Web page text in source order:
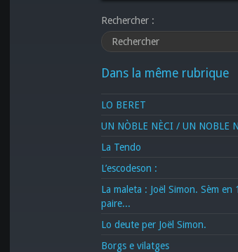
Rechercher :
Dans la même rubrique
LO BERET
UN NÒBLE NÈCI / UN NOBLE
La Tendo
L’escodeson :
La maleta : Joël Simon. Sèm en
paire...
Lo deute per Joël Simon.
Borgs e vilatges